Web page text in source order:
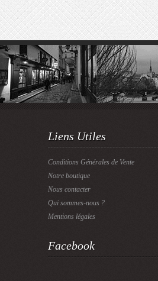
Liens Utiles
Conditions Générales de Vente
Notre boutique
Nous contacter
Qui sommes-nous ?
Mentions légales
Facebook